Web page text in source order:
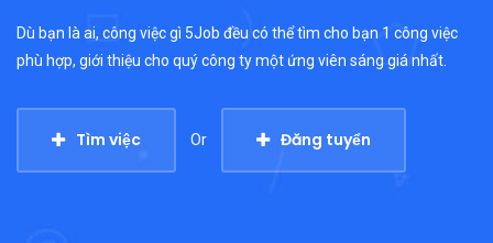
Dù bạn là ai, công việc gì 5Job đều có thể tìm cho bạn 1 công việc
phù hợp, giới thiệu cho quý công ty một ứng viên sáng giá nhất.
Tìm việc Or Đăng tuyển